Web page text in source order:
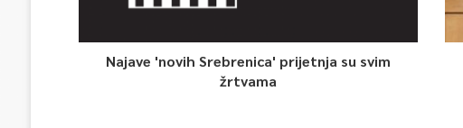
Najave 'novih Srebrenica' prijetnja su svim
žrtvama